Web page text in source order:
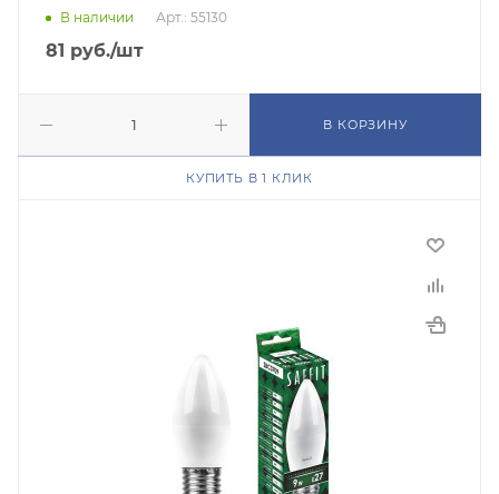
В наличии Арт.: 55130
81 руб./шт
В КОРЗИНУ
КУПИТЬ В 1 КЛИК